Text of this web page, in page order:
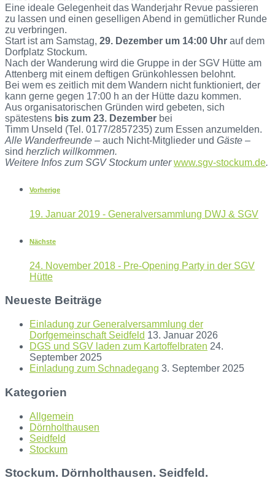
Eine ideale Gelegenheit das Wanderjahr Revue passieren
zu lassen und einen geselligen Abend in gemütlicher Runde
zu verbringen.
Start ist am Samstag, 29. Dezember um 14:00 Uhr auf dem
Dorfplatz Stockum.
Nach der Wanderung wird die Gruppe in der SGV Hütte am
Attenberg mit einem deftigen Grünkohlessen belohnt.
Bei wem es zeitlich mit dem Wandern nicht funktioniert, der
kann gerne gegen 17:00 h an der Hütte dazu kommen.
Aus organisatorischen Gründen wird gebeten, sich
spätestens bis zum 23. Dezember bei
Timm Unseld (Tel. 0177/2857235) zum Essen anzumelden.
Alle Wanderfreunde – auch Nicht-Mitglieder und Gäste –
sind herzlich willkommen.
Weitere Infos zum SGV Stockum unterwww.sgv-stockum.de.
Vorherige
19. Januar 2019 - Generalversammlung DWJ & SGV
Nächste
24. November 2018 - Pre-Opening Party in der SGV
Hütte
Neueste Beiträge
Einladung zur Generalversammlung der
Dorfgemeinschaft Seidfeld 13. Januar 2026
DGS und SGV laden zum Kartoffelbraten 24.
September 2025
Einladung zum Schnadegang 3. September 2025
Kategorien
Allgemein
Dörnholthausen
Seidfeld
Stockum
Stockum. Dörnholthausen. Seidfeld.